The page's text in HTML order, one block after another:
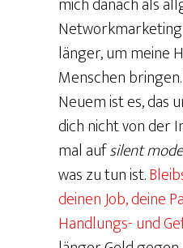
länger, um meine
Menschen
Neuem ist es, das
dich nicht von der
mal aufsilent mode
was zu tun ist.
deinen Job, deine
Handlungs- und